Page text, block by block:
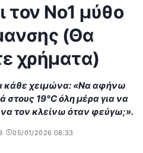
τον Νο1 μύθο
(Θα
χρήματα)
κάθε χειμώνα: «Να αφήνω
στους 19°C όλη μέρα για να
να τον κλείνω όταν φεύγω;».
05/01/2026 08:33